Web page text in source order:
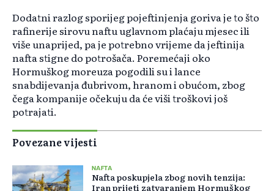
Dodatni razlog sporijeg pojeftinjenja goriva je to što
rafinerije sirovu naftu uglavnom plaćaju mjesec ili
više unaprijed, pa je potrebno vrijeme da jeftinija
nafta stigne do potrošača. Poremećaji oko
Hormuškog moreuza pogodili su i lance
snabdijevanja đubrivom, hranom i obućom, zbog
čega kompanije očekuju da će viši troškovi još
potrajati.
Povezane vijesti
NAFTA
Nafta poskupjela zbog novih tenzija:
Iran prijeti zatvaranjem Hormuškog